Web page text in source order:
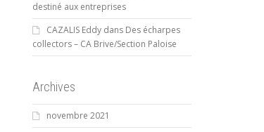
destiné aux entreprises
CAZALIS Eddydans Des écharpes
collectors – CA Brive/Section Paloise
Archives
novembre 2021